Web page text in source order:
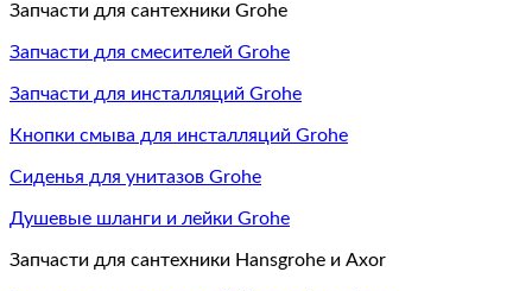
Запчасти для сантехники Grohe
Запчасти для смесителей Grohe
Запчасти для инсталляций Grohe
Кнопки смыва для инсталляций Grohe
Сиденья для унитазов Grohe
Душевые шланги и лейки Grohe
Запчасти для сантехники Hansgrohe и Axor